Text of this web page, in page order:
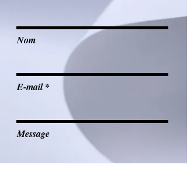
Nom
E-mail
Message